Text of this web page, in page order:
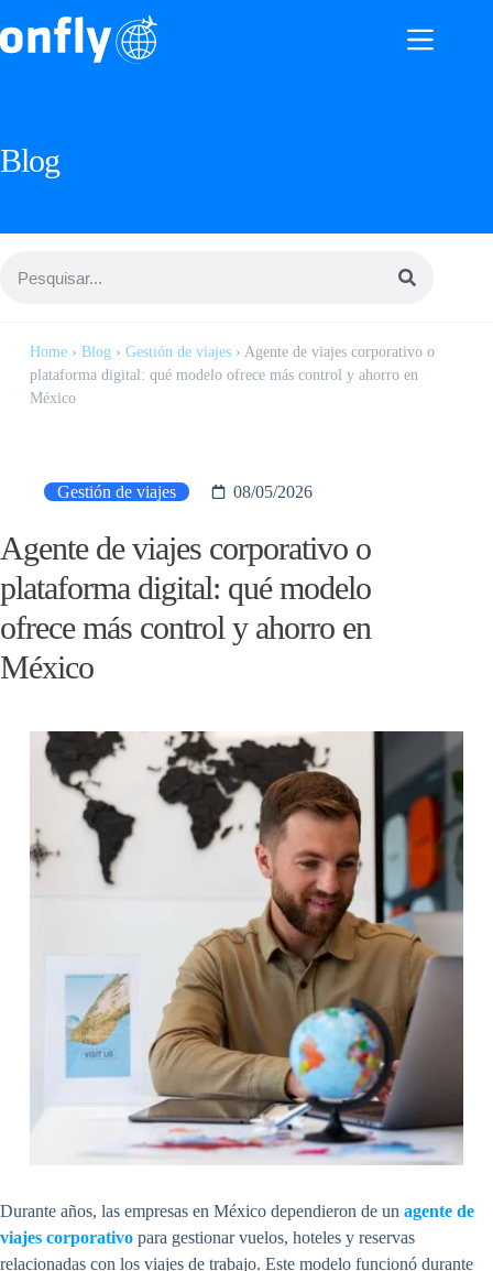
Blog
Home› Blog› Gestión de viajes› Agente de viajes corporativo o
plataforma digital: qué modelo ofrece más control y ahorro en
México
Gestión de viajes 08/05/2026
Agente de viajes corporativo o
plataforma digital: qué modelo
ofrece más control y ahorro en
México
Durante años, las empresas en México dependieron de un agente de
viajes corporativo para gestionar vuelos, hoteles y reservas
relacionadas con los viajes de trabajo. Este modelo funcionó durante